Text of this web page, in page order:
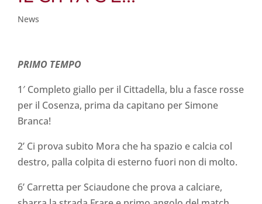
News
PRIMO TEMPO
1′ Completo giallo per il Cittadella, blu a fasce rosse
per il Cosenza, prima da capitano per Simone
Branca!
2’ Ci prova subito Mora che ha spazio e calcia col
destro, palla colpita di esterno fuori non di molto.
6’ Carretta per Sciaudone che prova a calciare,